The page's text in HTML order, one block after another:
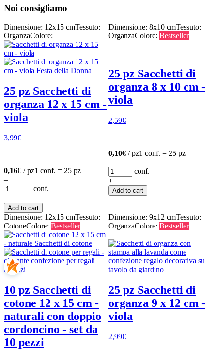
Noi consigliamo
Dimensione: 12x15 cmTessuto:
OrganzaColore:
25 pz Sacchetti di
organza 12 x 15 cm -
viola
3,99€
0,16€ / pz1 conf. = 25 pz
–
conf.
+
Add to cart
Dimensione: 8x10 cmTessuto:
OrganzaColore: Bestseller
25 pz Sacchetti di
organza 8 x 10 cm -
viola
2,59€
0,10€ / pz1 conf. = 25 pz
–
conf.
+
Add to cart
Dimensione: 12x15 cmTessuto:
CotoneColore: Bestseller
10 pz Sacchetti di
cotone 12 x 15 cm -
naturali con doppio
cordoncino - set da
10 pezzi
Dimensione: 9x12 cmTessuto:
OrganzaColore: Bestseller
25 pz Sacchetti di
organza 9 x 12 cm -
viola
2,99€